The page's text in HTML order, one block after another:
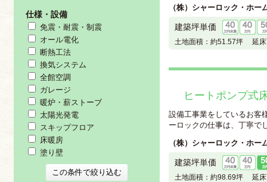
（株）シャーロック・ホー
建築坪単価
土地面積： 約51.57坪 延床
ヒートポンプ式
設備工事業をしているお客
ーロックの仕事は、丁寧で
（株）シャーロック・ホー
建築坪単価
土地面積： 約98.69坪 延床
仕様・設備
免震・耐震・制震
オール電化
断熱工法
換気システム
全館空調
ガレージ
暖炉・薪ストーブ
太陽光発電
スキップフロア
床暖房
塗り壁